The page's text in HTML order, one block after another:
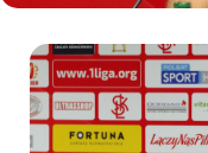
Kibice